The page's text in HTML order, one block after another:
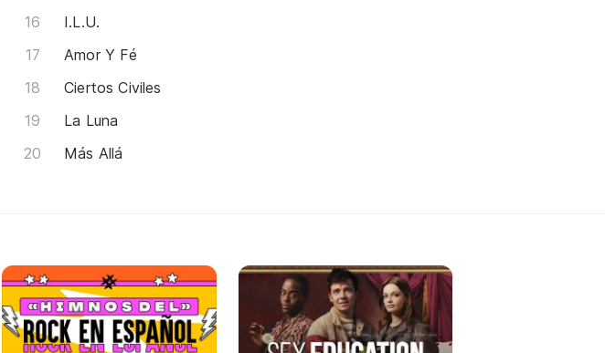
I.L.U.
Amor Y Fé
Ciertos Civiles
La Luna
Más Allá